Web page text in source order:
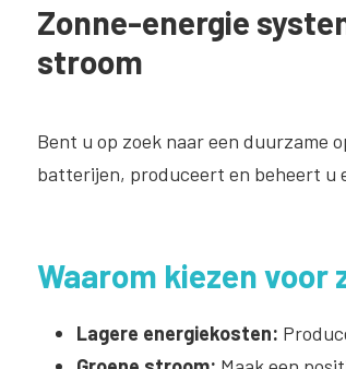
Zonne-energie
stroom
Bent u op zoek naar een duurzame
batterijen, produceert en beheert u
Waarom kiezen voor
Lagere energiekosten: